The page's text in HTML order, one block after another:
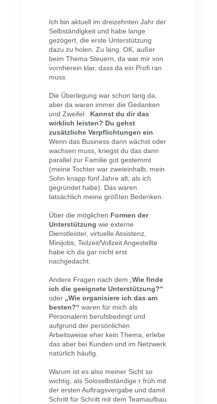
Ich bin aktuell im dreizehnten Jahr der
Selbständigkeit und habe lange
gezögert, die erste Unterstützung
dazu zu holen. Zu lang. OK, außer
beim Thema Steuern, da war mir von
vornherein klar, dass da ein Profi ran
muss.
Die Überlegung war schon lang da,
aber da waren immer die Gedanken
und Zweifel: Kannst du dir das
wirklich leisten? Du gehst
zusätzliche Verpflichtungen ein
Wenn das Business dann wächst oder
wachsen muss, kriegst du das dann
parallel zur Familie gut gestemmt
(meine Tochter war zweieinhalb, mein
Sohn knapp fünf Jahre alt, als ich
gegründet habe). Das waren
tatsächlich meine größten Bedenken.
Über die möglichen Formen der
Unterstützung wie externe
Dienstleister, virtuelle Assistenz,
Minijobs, Teilzeit/Vollzeit Angestellte
habe ich da gar nicht erst
nachgedacht.
Andere Fragen nach dem „ Wie finde
ich die geeignete Unterstützung?“
oder „Wie organisiere ich das am
besten?“ waren für mich als
Personalerin berufsbedingt und
aufgrund der persönlichen
Arbeitsweise eher kein Thema, erlebe
das aber bei Kunden und im Netzwerk
natürlich häufig.
Warum ist es also meiner Sicht so
wichtig, als Soloselbständige:r früh mit
der ersten Auftragsvergabe und damit
Schritt für Schritt mit dem Teamaufbau